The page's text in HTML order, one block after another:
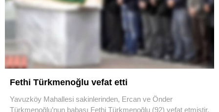
Fethi Türkmenoğlu vefat etti
Yavuzköy Mahallesi sakinlerinden, Ercan ve Önder
Türkmenoğlu’nun babası Fethi Türkmenoğlu (92) vefat etmiştir.